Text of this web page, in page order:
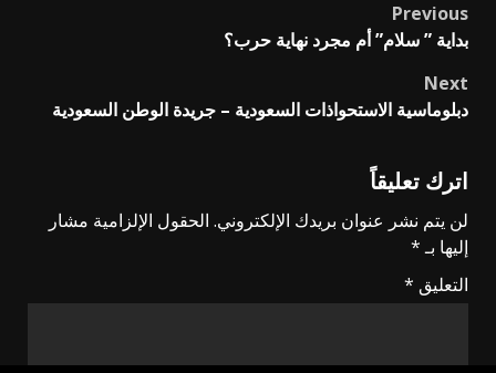
Post
navigation
Previous
بداية ” سلام” أم مجرد نهاية حرب؟
Next
دبلوماسية الاستحواذات السعودية – جريدة الوطن السعودية
اترك تعليقاً
لن يتم نشر عنوان بريدك الإلكتروني. الحقول الإلزامية مشار
إليها بـ*
التعليق *